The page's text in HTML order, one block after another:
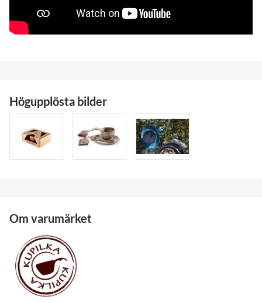
Högupplösta bilder
Om varumärket